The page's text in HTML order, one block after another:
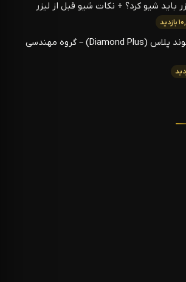
باید شیو کرد؟ + نکات شیو قبل از لیزر
لیزر الکس دایود دایموند پلاس (Diamond Plus) – گروه مهندسی